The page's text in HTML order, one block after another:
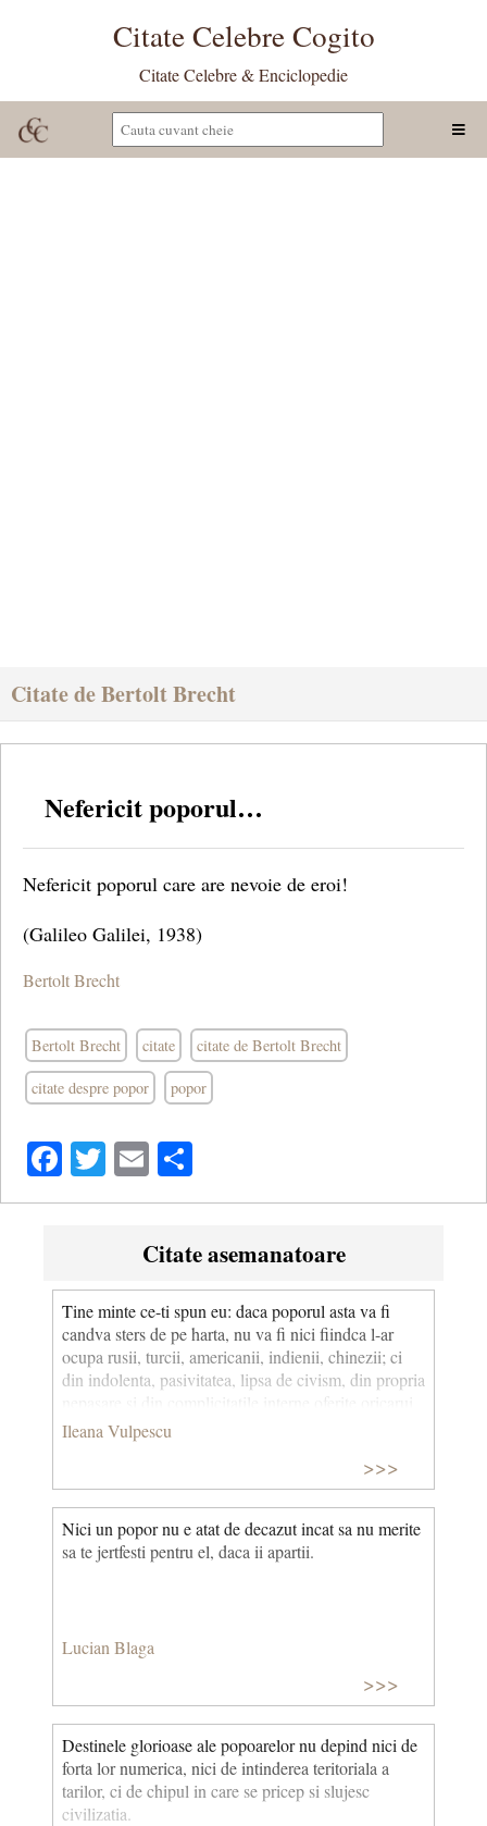
Citate Celebre Cogito
Citate Celebre & Enciclopedie
Citate de Bertolt Brecht
Nefericit poporul…
Nefericit poporul care are nevoie de eroi!
(Galileo Galilei, 1938)
Bertolt Brecht
Bertolt Brecht citate citate de Bertolt Brecht
citate despre popor popor
Facebook
Twitter
Email
Citate asemanatoare
Tine minte ce-ti spun eu: daca poporul asta va fi
candva sters de pe harta, nu va fi nici fiindca l-ar
ocupa rusii, turcii, americanii, indienii, chinezii; ci
din indolenta, pasivitatea, lipsa de civism, din propria
inamic.
Ileana Vulpescu
>>>
Nici un popor nu e atat de decazut incat sa nu merite
sa te jertfesti pentru el, daca ii apartii.
Lucian Blaga
>>>
Destinele glorioase ale popoarelor nu depind nici de
forta lor numerica, nici de intinderea teritoriala a
tarilor, ci de chipul in care se pricep si slujesc
civilizatia.